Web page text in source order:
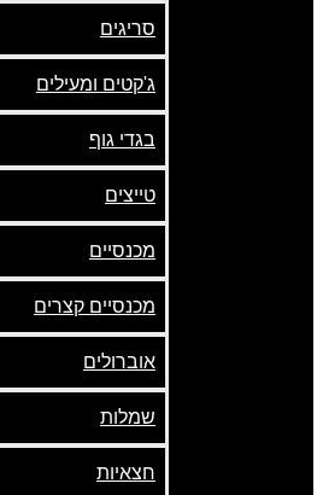
סריגים
ג'קטים ומעילים
בגדי גוף
טייצים
מכנסיים
מכנסיים קצרים
אוברולים
שמלות
חצאיות